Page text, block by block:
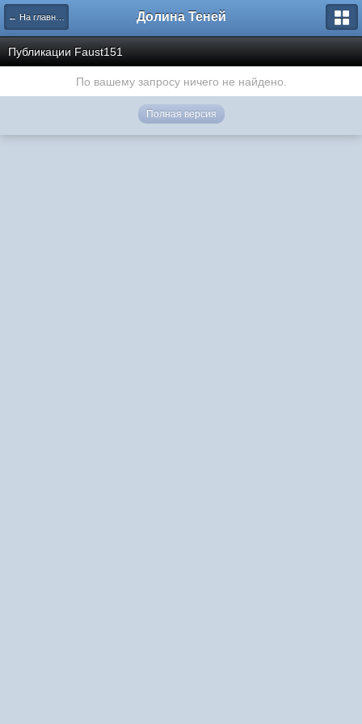
← На главную Долина Теней
Публикации Faust151
По вашему запросу ничего не найдено.
Полная версия